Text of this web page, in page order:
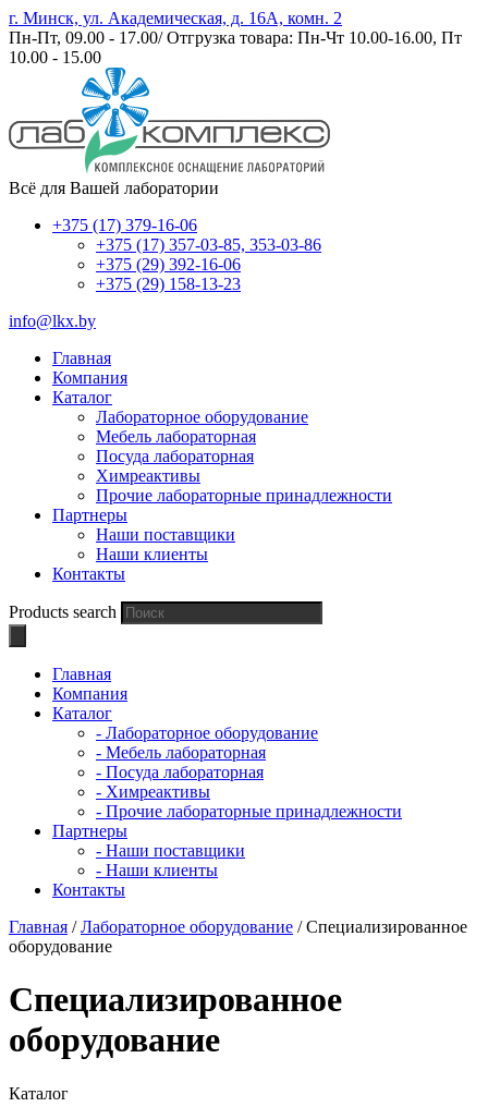
г. Минск, ул. Академическая, д. 16А, комн. 2
Пн-Пт, 09.00 - 17.00/ Отгрузка товара: Пн-Чт 10.00-16.00, Пт
10.00 - 15.00
Всё для Вашей лаборатории
+375 (17) 379-16-06
+375 (17) 357-03-85, 353-03-86
+375 (29) 392-16-06
+375 (29) 158-13-23
info@lkx.by
Главная
Компания
Каталог
Лабораторное оборудование
Мебель лабораторная
Посуда лабораторная
Химреактивы
Прочие лабораторные принадлежности
Партнеры
Наши поставщики
Наши клиенты
Контакты
Products search
Главная
Компания
Каталог
- Лабораторное оборудование
- Мебель лабораторная
- Посуда лабораторная
- Химреактивы
- Прочие лабораторные принадлежности
Партнеры
- Наши поставщики
- Наши клиенты
Контакты
Главная /Лабораторное оборудование / Специализированное
оборудование
Специализированное
оборудование
Каталог